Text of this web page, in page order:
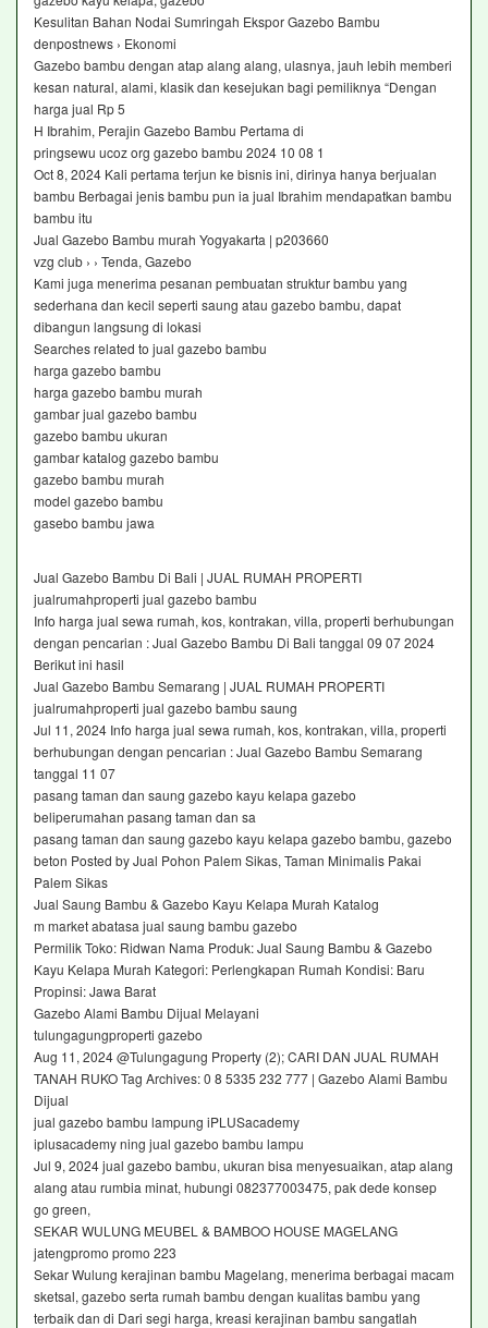
Kesulitan Bahan Nodai Sumringah Ekspor Gazebo Bambu
denpostnews › Ekonomi
Gazebo bambu dengan atap alang alang, ulasnya, jauh lebih memberi
kesan natural, alami, klasik dan kesejukan bagi pemiliknya “Dengan
harga jual Rp 5
H Ibrahim, Perajin Gazebo Bambu Pertama di
pringsewu ucoz org gazebo bambu 2024 10 08 1
Oct 8, 2024 Kali pertama terjun ke bisnis ini, dirinya hanya berjualan
bambu Berbagai jenis bambu pun ia jual Ibrahim mendapatkan bambu
bambu itu
Jual Gazebo Bambu murah Yogyakarta | p203660
vzg club › › Tenda, Gazebo
Kami juga menerima pesanan pembuatan struktur bambu yang
sederhana dan kecil seperti saung atau gazebo bambu, dapat
dibangun langsung di lokasi
Searches related to jual gazebo bambu
harga gazebo bambu
harga gazebo bambu murah
gambar jual gazebo bambu
gazebo bambu ukuran
gambar katalog gazebo bambu
gazebo bambu murah
model gazebo bambu
gasebo bambu jawa
Jual Gazebo Bambu Di Bali | JUAL RUMAH PROPERTI
jualrumahproperti jual gazebo bambu
Info harga jual sewa rumah, kos, kontrakan, villa, properti berhubungan
dengan pencarian : Jual Gazebo Bambu Di Bali tanggal 09 07 2024
Berikut ini hasil
Jual Gazebo Bambu Semarang | JUAL RUMAH PROPERTI
jualrumahproperti jual gazebo bambu saung
Jul 11, 2024 Info harga jual sewa rumah, kos, kontrakan, villa, properti
berhubungan dengan pencarian : Jual Gazebo Bambu Semarang
tanggal 11 07
pasang taman dan saung gazebo kayu kelapa gazebo
beliperumahan pasang taman dan sa
pasang taman dan saung gazebo kayu kelapa gazebo bambu, gazebo
beton Posted by Jual Pohon Palem Sikas, Taman Minimalis Pakai
Palem Sikas
Jual Saung Bambu & Gazebo Kayu Kelapa Murah Katalog
m market abatasa jual saung bambu gazebo
Permilik Toko: Ridwan Nama Produk: Jual Saung Bambu & Gazebo
Kayu Kelapa Murah Kategori: Perlengkapan Rumah Kondisi: Baru
Propinsi: Jawa Barat
Gazebo Alami Bambu Dijual Melayani
tulungagungproperti gazebo
Aug 11, 2024 @Tulungagung Property (2); CARI DAN JUAL RUMAH
TANAH RUKO Tag Archives: 0 8 5335 232 777 | Gazebo Alami Bambu
Dijual
jual gazebo bambu lampung iPLUSacademy
iplusacademy ning jual gazebo bambu lampu
Jul 9, 2024 jual gazebo bambu, ukuran bisa menyesuaikan, atap alang
alang atau rumbia minat, hubungi 082377003475, pak dede konsep
go green,
SEKAR WULUNG MEUBEL & BAMBOO HOUSE MAGELANG
jatengpromo promo 223
Sekar Wulung kerajinan bambu Magelang, menerima berbagai macam
sketsal, gazebo serta rumah bambu dengan kualitas bambu yang
terbaik dan di Dari segi harga, kreasi kerajinan bambu sangatlah